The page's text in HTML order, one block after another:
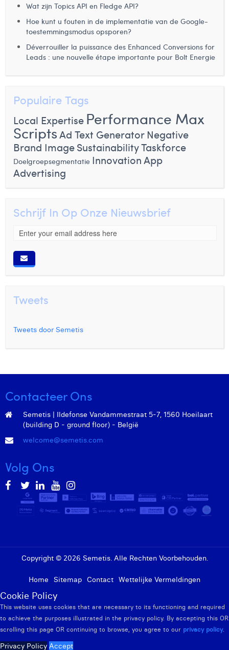
Wat zijn Topics API en Fledge API?
Hoe kunt u fouten in de implementatie van de Google-
toestemmingsmodus opsporen?
Déverrouiller la puissance des Enhanced Conversions for
Leads : une nouvelle étape importante pour Bolt Energie
Populaire Tags
Local Expertise Performance Max
ScriptsAd Text Generator Negative
Brand ImageSustainabilityTaskforce
Doelgroepsegmentatie InnovationApp
Advertising
Schrijf In Op Onze Nieuwsbrief
Tweets
Tweets door Semetis
Contacteer Ons
Semetis | Ildefonse Vandammestraat 5-7, 1560 Hoeilaart
(building D - ground floor) - België
welcome@semetis.com
Volg Ons
Copyright © 2026 Semetis. Alle Rechten Voorbehouden.
Home Sitemap Contact Wettelijke Vermeldingen
Cookie Policy
This website uses cookies that are necessary to its functioning and required
to achieve the purposes illustrated in the privacy policy. By accepting this OR
scrolling this page OR continuing to browse, you agree to our privacy policy.
Privacy Policy Accept